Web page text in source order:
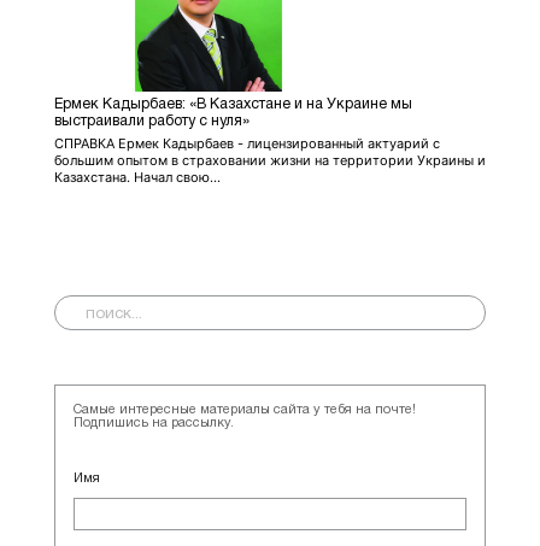
Ермек Кадырбаев: «В Казахстане и на Украине мы
выстраивали работу с нуля»
СПРАВКА Ермек Кадырбаев - лицензированный актуарий с
большим опытом в страховании жизни на территории Украины и
Казахстана. Начал свою...
Самые интересные материалы сайта у тебя на почте!
Подпишись на рассылку.
Имя